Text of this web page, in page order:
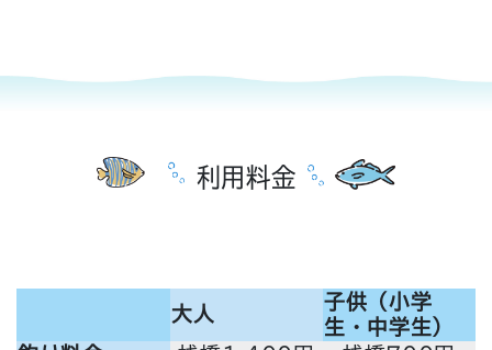
利用料金
大人
子供（小学
生・中学生）